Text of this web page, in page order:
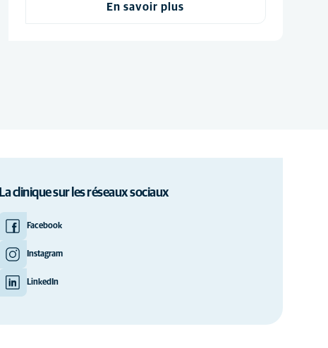
En savoir plus
La clinique sur les réseaux sociaux
Facebook
Instagram
LinkedIn